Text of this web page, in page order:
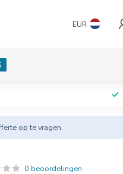
EUR
op te vragen.
0 beoordelingen